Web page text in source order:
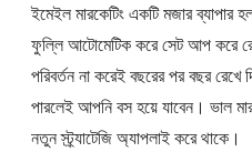
ইমেইল মারকেটিং একটি মজার ব্যাপার
ফুল্লি আটোমেটিক করে সেট আপ করে
পরিবর্তন না করেই বছরের পর বছর
পারলেই আপনি বস হয়ে যাবেন। ভাল
নতুন স্ট্র্যাটেজি অ্যাপলাই করে থাকে।